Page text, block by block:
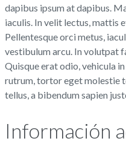
dapibus ipsum at dapibus.
iaculis. In velit lectus, mattis
Pellentesque orci metus,
vestibulum arcu. In volutpat
Quisque erat odio, vehicula
rutrum, tortor eget molestie
tellus, a bibendum sapien
Información